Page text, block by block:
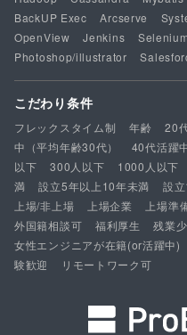
BackUP Exec
Arcserve
OpenView
Jenkins Selenium
Photoshop/illustrator
こだわり条件
フレックスタイム制 年齢 20
中（平均年齢30代）
40代活躍
以下
300人以下 1000人以下
満
設立5年以上10年未満 設
上場/非上場
上場企業 上場準
外国籍相談可
福利厚生 残業
女性エンジニアが在籍(or活躍中)
験歓迎
リモートワーク可